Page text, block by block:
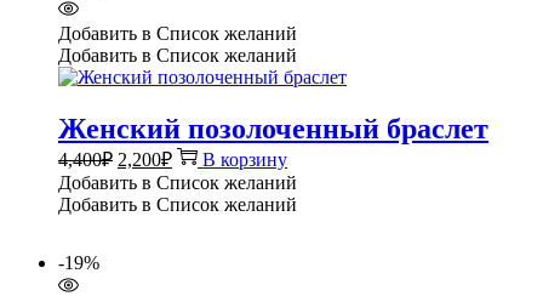
Добавить в Список желаний
Добавить в Список желаний
Женский позолоченный браслет
4,400₽ Первоначальная
цена
составляла
2,200₽Текущая
цена:
2,200₽.
В корзину
Добавить в Список желаний
Добавить в Список желаний
-19%